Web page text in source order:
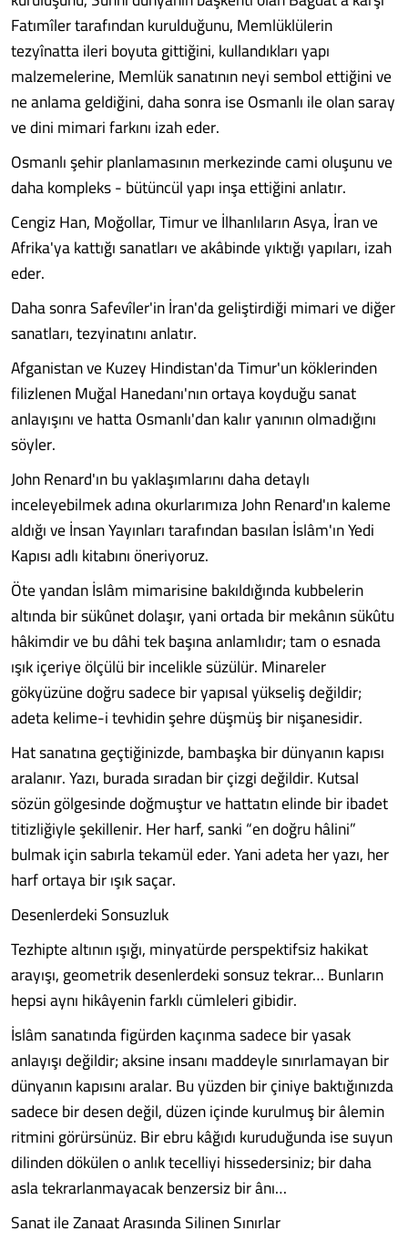
Fatımîler tarafından kurulduğunu, Memlüklülerin
tezyînatta ileri boyuta gittiğini, kullandıkları yapı
malzemelerine, Memlük sanatının neyi sembol ettiğini ve
ne anlama geldiğini, daha sonra ise Osmanlı ile olan saray
ve dini mimari farkını izah eder.
Osmanlı şehir planlamasının merkezinde cami oluşunu ve
daha kompleks - bütüncül yapı inşa ettiğini anlatır.
Cengiz Han, Moğollar, Timur ve İlhanlıların Asya, İran ve
Afrika'ya kattığı sanatları ve akâbinde yıktığı yapıları, izah
eder.
Daha sonra Safevîler'in İran'da geliştirdiği mimari ve diğer
sanatları, tezyinatını anlatır.
Afganistan ve Kuzey Hindistan'da Timur'un köklerinden
filizlenen Muğal Hanedanı'nın ortaya koyduğu sanat
anlayışını ve hatta Osmanlı'dan kalır yanının olmadığını
söyler.
John Renard'ın bu yaklaşımlarını daha detaylı
inceleyebilmek adına okurlarımıza John Renard'ın kaleme
aldığı ve İnsan Yayınları tarafından basılan İslâm'ın Yedi
Kapısı adlı kitabını öneriyoruz.
Öte yandan İslâm mimarisine bakıldığında kubbelerin
altında bir sükûnet dolaşır, yani ortada bir mekânın sükûtu
hâkimdir ve bu dâhi tek başına anlamlıdır; tam o esnada
ışık içeriye ölçülü bir incelikle süzülür. Minareler
gökyüzüne doğru sadece bir yapısal yükseliş değildir;
adeta kelime-i tevhidin şehre düşmüş bir nişanesidir.
Hat sanatına geçtiğinizde, bambaşka bir dünyanın kapısı
aralanır. Yazı, burada sıradan bir çizgi değildir. Kutsal
sözün gölgesinde doğmuştur ve hattatın elinde bir ibadet
titizliğiyle şekillenir. Her harf, sanki “en doğru hâlini”
bulmak için sabırla tekamül eder. Yani adeta her yazı, her
harf ortaya bir ışık saçar.
Desenlerdeki Sonsuzluk
Tezhipte altının ışığı, minyatürde perspektifsiz hakikat
arayışı, geometrik desenlerdeki sonsuz tekrar… Bunların
hepsi aynı hikâyenin farklı cümleleri gibidir.
İslâm sanatında figürden kaçınma sadece bir yasak
anlayışı değildir; aksine insanı maddeyle sınırlamayan bir
dünyanın kapısını aralar. Bu yüzden bir çiniye baktığınızda
sadece bir desen değil, düzen içinde kurulmuş bir âlemin
ritmini görürsünüz. Bir ebru kâğıdı kuruduğunda ise suyun
dilinden dökülen o anlık tecelliyi hissedersiniz; bir daha
asla tekrarlanmayacak benzersiz bir ânı…
Sanat ile Zanaat Arasında Silinen Sınırlar